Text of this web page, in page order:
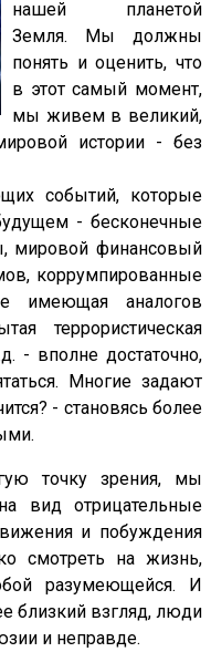
нашей планетой
Земля. Мы должны
понять и оценить, что
в этот самый момент,
мы живем в великий,
истории - без
событий, которые
- бесконечные
мировой финансовый
коррумпированные
имеющая аналогов
террористическая
- вполне достаточно,
Многие задают
- становясь более
точку зрения, мы
вид отрицательные
и побуждения
смотреть на жизнь,
разумеющейся. И
близкий взгляд, люди
и неправде.